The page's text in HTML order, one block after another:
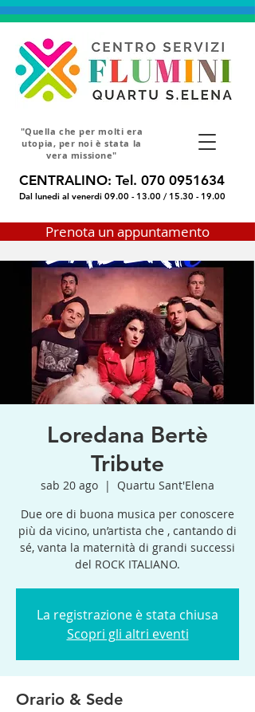
"Quella che per molti era
utopia, per noi è stata la
vera missione"
Prenota un appuntamento
CENTRALINO: Tel. 070 0951634
Dal lunedi al venerdi 09.00 - 13.00 / 15.30 - 19.00
Loredana Bertè
Tribute
sab 20 ago
  |
Quartu Sant'Elena
Due ore di buona musica per conoscere
più da vicino, un’artista che , cantando di
sé, vanta la maternità di grandi successi
del ROCK ITALIANO.
La registrazione è stata chiusa
Scopri gli altri eventi
Orario & Sede